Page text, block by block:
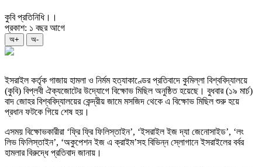
কুবি প্রতিনিধি।।
প্রকাশ: ১ বছর আগে
অ+ অ-
ইসরাইল কর্তৃক গাজায় হামলা ও নির্মম হত্যাকাণ্ডের প্রতিবাদে কুমিল্লা বিশ্ববিদ্যালয়ে
(কুবি) বিপ্লবী ঐক্যজোটের উদ্যোগে বিক্ষোভ মিছিল অনুষ্ঠিত হয়েছে। বুধবার (১৯ মার্চ)
বাদ জোহর বিশ্ববিদ্যালয়ের কেন্দ্রীয় জামে মসজিদ থেকে এ বিক্ষোভ মিছিল শুরু হয়ে
প্রধান ফটকে গিয়ে শেষ হয়।
এসময় বিক্ষোভকারীরা ‘ফ্রি ফ্রি ফিলিস্তাইন’, ‘ইসরাইল ইজ দ্যা জেনোসাইড’, ‘লং
লিভ ফিলিস্তাইন’, ‘অকুপেশন ইজ এ ক্রাইম’সহ বিভিন্ন স্লোগানে ইসরাইলের বর্বর
হামলার বিরুদ্ধে প্রতিবাদ জানায়।